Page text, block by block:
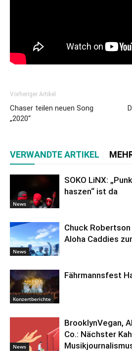
Vorheriger Artikel
Chaser teilen neuen Song
„2020“
VERWANDTE ARTIKEL
News
SOKO LiNX:
haszen“ ist da
News
Chuck
Aloha Caddies
Konzertberichte
Fährmannsfest
News
BrooklynVegan,
Co.: Nächster